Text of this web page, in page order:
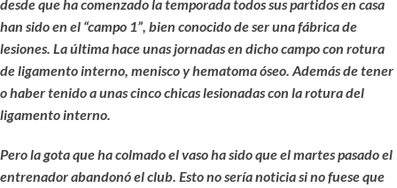
desde que ha comenzado la temporada todos sus partidos en casa
han sido en el “campo 1”, bien conocido de ser una fábrica de
lesiones. La última hace unas jornadas en dicho campo con rotura
de ligamento interno, menisco y hematoma óseo. Además de tener
o haber tenido a unas cinco chicas lesionadas con la rotura del
ligamento interno.
Pero la gota que ha colmado el vaso ha sido que el martes pasado el
entrenador abandonó el club. Esto no sería noticia si no fuese que